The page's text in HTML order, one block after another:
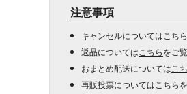
注意事項
キャンセルについては こちら
返品については こちらをご
おまとめ配送については こ
再販投票については こちら